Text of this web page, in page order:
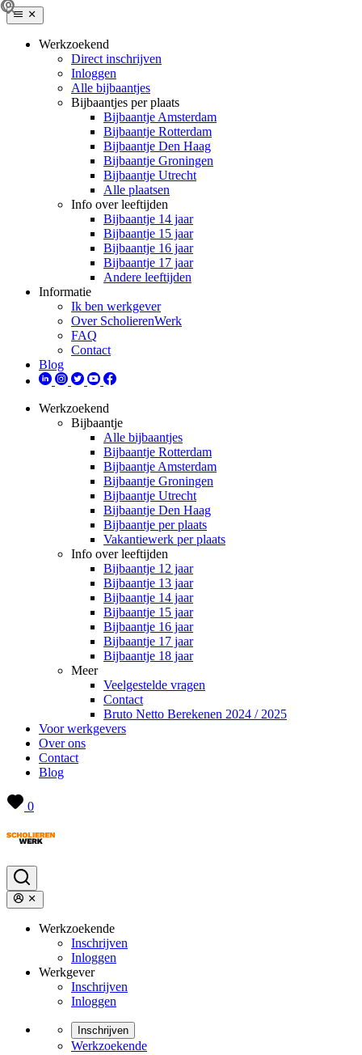
Werkzoekend
Direct inschrijven
Inloggen
Alle bijbaantjes
Bijbaantjes per plaats
Bijbaantje Amsterdam
Bijbaantje Rotterdam
Bijbaantje Den Haag
Bijbaantje Groningen
Bijbaantje Utrecht
Alle plaatsen
Info over leeftijden
Bijbaantje 14 jaar
Bijbaantje 15 jaar
Bijbaantje 16 jaar
Bijbaantje 17 jaar
Andere leeftijden
Informatie
Ik ben werkgever
Over ScholierenWerk
FAQ
Contact
Blog
Werkzoekend
Bijbaantje
Alle bijbaantjes
Bijbaantje Rotterdam
Bijbaantje Amsterdam
Bijbaantje Groningen
Bijbaantje Utrecht
Bijbaantje Den Haag
Bijbaantje per plaats
Vakantiewerk per plaats
Info over leeftijden
Bijbaantje 12 jaar
Bijbaantje 13 jaar
Bijbaantje 14 jaar
Bijbaantje 15 jaar
Bijbaantje 16 jaar
Bijbaantje 17 jaar
Bijbaantje 18 jaar
Meer
Veelgestelde vragen
Contact
Bruto Netto Berekenen 2024 / 2025
Voor werkgevers
Over ons
Contact
Blog
0
Werkzoekende
Inschrijven
Inloggen
Werkgever
Inschrijven
Inloggen
Inschrijven
Werkzoekende